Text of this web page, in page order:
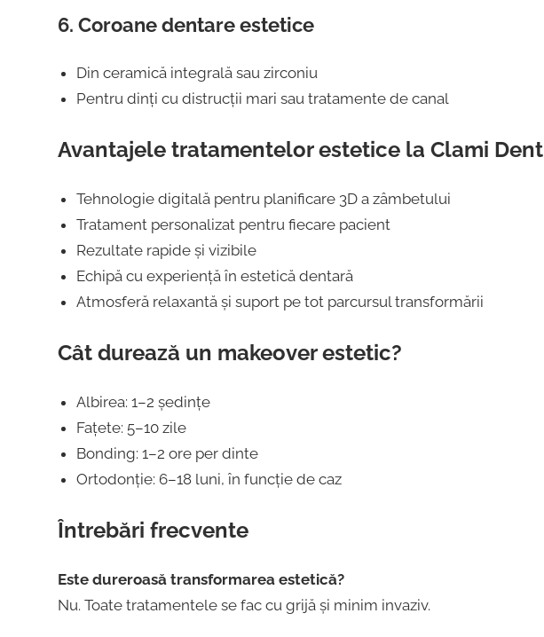
6. Coroane dentare estetice
Din ceramică integrală sau zirconiu
Pentru dinți cu distrucții mari sau tratamente de canal
Avantajele tratamentelor estetice la Clami Dent
Tehnologie digitală pentru planificare 3D a zâmbetului
Tratament personalizat pentru fiecare pacient
Rezultate rapide și vizibile
Echipă cu experiență în estetică dentară
Atmosferă relaxantă și suport pe tot parcursul transformării
Cât durează un makeover estetic?
Albirea: 1–2 ședințe
Fațete: 5–10 zile
Bonding: 1–2 ore per dinte
Ortodonție: 6–18 luni, în funcție de caz
Întrebări frecvente
Este dureroasă transformarea estetică?
Nu. Toate tratamentele se fac cu grijă și minim invaziv.